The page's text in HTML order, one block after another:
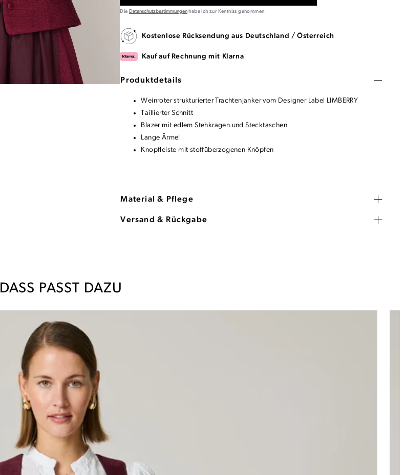
Die Datenschutzbestimmungenhabe ich zur Kentniss genommen.
Kostenlose Rücksendung aus Deutschland / Österreich
Kauf auf Rechnung mit Klarna
Produktdetails
Weinroter strukturierter Trachtenjanker vom Designer Label LIMBERRY
Taillierter Schnitt
Blazer mit edlem Stehkragen und Stecktaschen
Lange Ärmel
Knopfleiste mit stoffüberzogenen Knöpfen
Material & Pflege
Versand & Rückgabe
DASS PASST DAZU